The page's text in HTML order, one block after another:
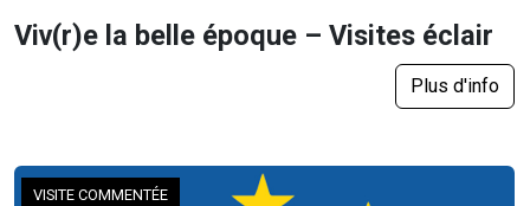
Viv(r)e la belle époque – Visites éclair
Plus d'info
VISITE COMMENTÉE